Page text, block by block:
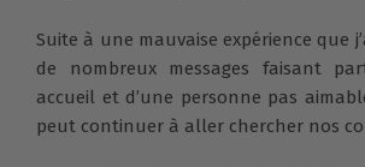
Suite à une mauvaise expérience que
de nombreux messages faisant
accueil et d’une personne pas
peut continuer à aller chercher nos